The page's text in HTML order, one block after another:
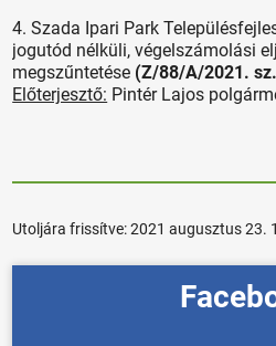
4. Szada Ipari Park
jogutód nélküli, végelszámolási
megszűntetése (Z/88/A/2021.
Előterjesztő: Pintér Lajos
Utoljára frissítve:2021 augusztus 23.